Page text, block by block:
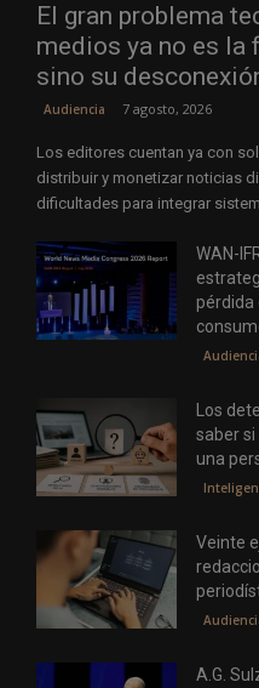
El gran problema
medios ya no es la
sino su
Audiencia 7 agosto, 2026
Los editores cuentan ya con
distribuir y monetizar noticias
dificultades para integrar
WAN-
pérdida
Los
saber
una
Veinte
A.G.